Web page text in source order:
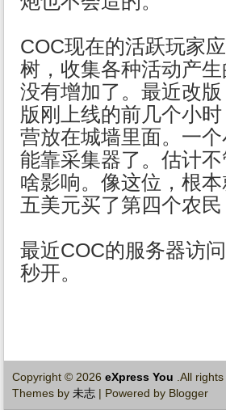
COC现在的活跃玩家
树，收集各种活动产
没有增加了。最近改
版刚上线的前几个小
营放在城墙里面。一
能靠采集器了。估计
啥影响。像这位，根
五美元买了第四个农
最近COC的服务器访
秒开。
Copyright © 2026 eXpress You .All
Themes by 未志 | Powered by Blogger